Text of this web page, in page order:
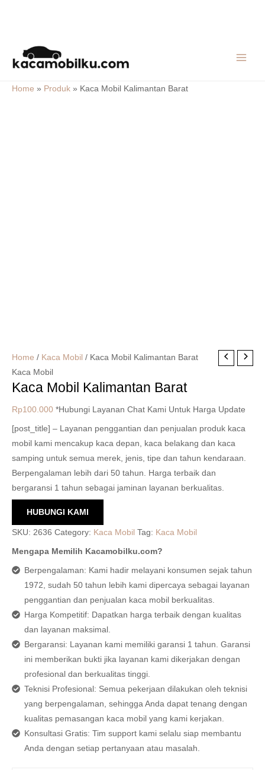
content
Home » Produk » Kaca Mobil Kalimantan Barat
Home / Kaca Mobil / Kaca Mobil Kalimantan Barat
Kaca Mobil
Kaca Mobil Kalimantan Barat
Rp100.000 *Hubungi Layanan Chat Kami Untuk Harga Update
[post_title] – Layanan penggantian dan penjualan produk kaca
mobil kami mencakup kaca depan, kaca belakang dan kaca
samping untuk semua merek, jenis, tipe dan tahun kendaraan.
Berpengalaman lebih dari 50 tahun. Harga terbaik dan
bergaransi 1 tahun sebagai jaminan layanan berkualitas.
HUBUNGI KAMI
SKU: 2636 Category: Kaca Mobil Tag: Kaca Mobil
Mengapa Memilih Kacamobilku.com?
Berpengalaman: Kami hadir melayani konsumen sejak tahun
1972, sudah 50 tahun lebih kami dipercaya sebagai layanan
penggantian dan penjualan kaca mobil berkualitas.
Harga Kompetitif: Dapatkan harga terbaik dengan kualitas
dan layanan maksimal.
Bergaransi: Layanan kami memiliki garansi 1 tahun. Garansi
ini memberikan bukti jika layanan kami dikerjakan dengan
profesional dan berkualitas tinggi.
Teknisi Profesional: Semua pekerjaan dilakukan oleh teknisi
yang berpengalaman, sehingga Anda dapat tenang dengan
kualitas pemasangan kaca mobil yang kami kerjakan.
Konsultasi Gratis: Tim support kami selalu siap membantu
Anda dengan setiap pertanyaan atau masalah.